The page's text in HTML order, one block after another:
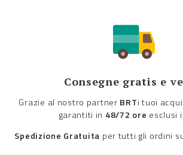
Consegne gratis e
Grazie al nostro partner BRTi tuoi
garantiti in 48/72 ore esclusi
Spedizione Gratuita per tutti gli ordini